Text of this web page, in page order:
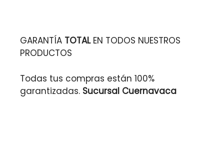
GARANTÍA TOTALEN TODOS NUESTROS
PRODUCTOS
Todas tus compras están 100%
garantizadas. Sucursal Cuernavaca